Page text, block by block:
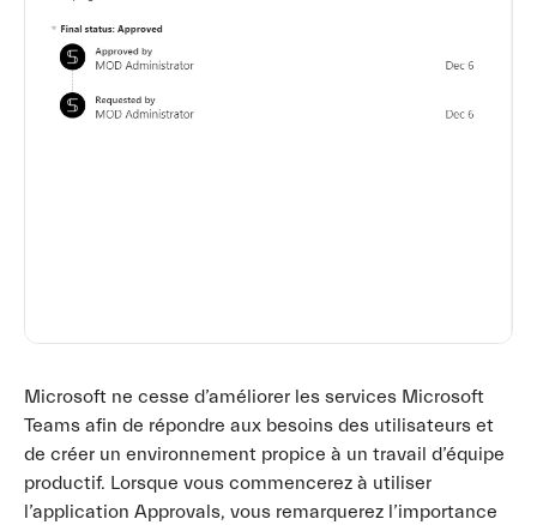
Microsoft ne cesse d’améliorer les services Microsoft
Teams afin de répondre aux besoins des utilisateurs et
de créer un environnement propice à un travail d’équipe
productif. Lorsque vous commencerez à utiliser
l’application Approvals, vous remarquerez l’importance